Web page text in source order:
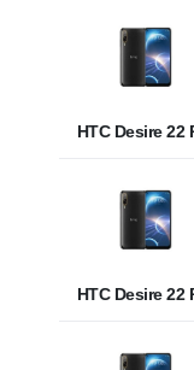
HTC Desire 22
HTC Desire 22